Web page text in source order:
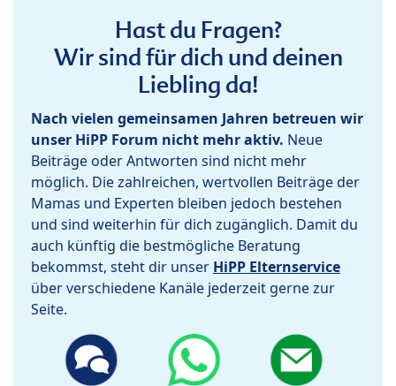
Hast du Fragen?
Wir sind für dich und deinen
Liebling da!
Nach vielen gemeinsamen Jahren betreuen wir
unser HiPP Forum nicht mehr aktiv. Neue
Beiträge oder Antworten sind nicht mehr
möglich. Die zahlreichen, wertvollen Beiträge der
Mamas und Experten bleiben jedoch bestehen
und sind weiterhin für dich zugänglich. Damit du
auch künftig die bestmögliche Beratung
bekommst, steht dir unser HiPP Elternservice
über verschiedene Kanäle jederzeit gerne zur
Seite.